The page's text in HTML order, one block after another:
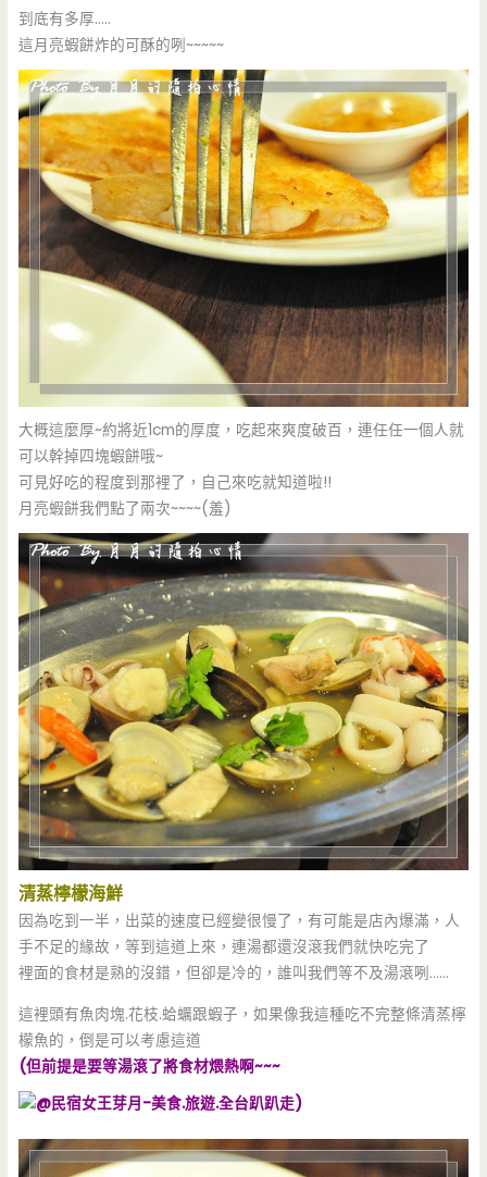
到底有多厚…..
這月亮蝦餅炸的可酥的咧~~~~~
大概這麼厚~約將近1cm的厚度，吃起來爽度破百，連任任一個人就
可以幹掉四塊蝦餅哦~
可見好吃的程度到那裡了，自己來吃就知道啦!!
月亮蝦餅我們點了兩次~~~~(羞)
清蒸檸檬海鮮
因為吃到一半，出菜的速度已經變很慢了，有可能是店內爆滿，人
手不足的緣故，等到這道上來，連湯都還沒滾我們就快吃完了
裡面的食材是熟的沒錯，但卻是冷的，誰叫我們等不及湯滾咧……
這裡頭有魚肉塊.花枝.蛤蠣跟蝦子，如果像我這種吃不完整條清蒸檸
檬魚的，倒是可以考慮這道
(但前提是要等湯滾了將食材煨熱啊~~~
)